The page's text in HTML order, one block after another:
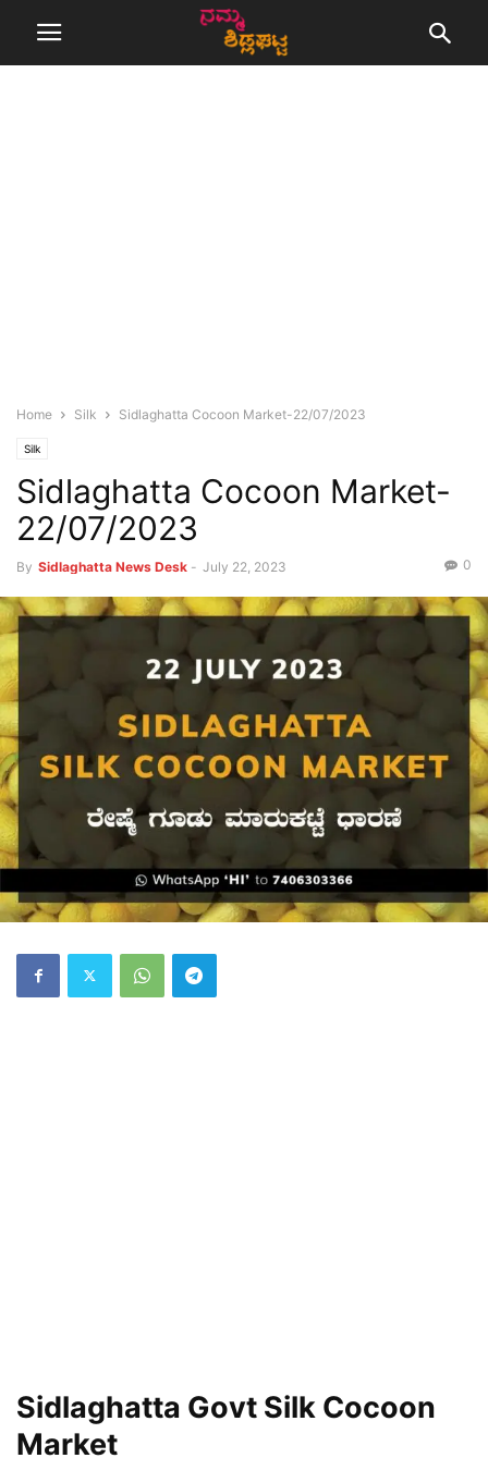
Home Silk Sidlaghatta Cocoon Market-22/07/2023
Silk
Sidlaghatta Cocoon Market-
22/07/2023
By Sidlaghatta News Desk - July 22, 2023 0
Sidlaghatta Govt Silk Cocoon
Market